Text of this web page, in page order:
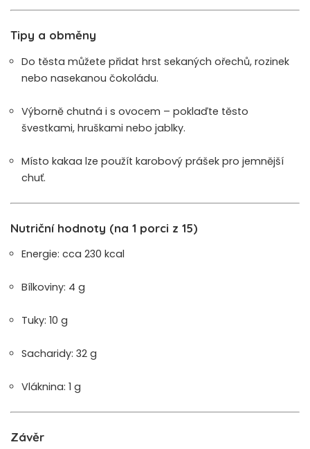
Tipy a obměny
Do těsta můžete přidat hrst sekaných ořechů, rozinek
nebo nasekanou čokoládu.
Výborně chutná i s ovocem – poklaďte těsto
švestkami, hruškami nebo jablky.
Místo kakaa lze použít karobový prášek pro jemnější
chuť.
Nutriční hodnoty (na 1 porci z 15)
Energie: cca 230 kcal
Bílkoviny: 4 g
Tuky: 10 g
Sacharidy: 32 g
Vláknina: 1 g
Závěr